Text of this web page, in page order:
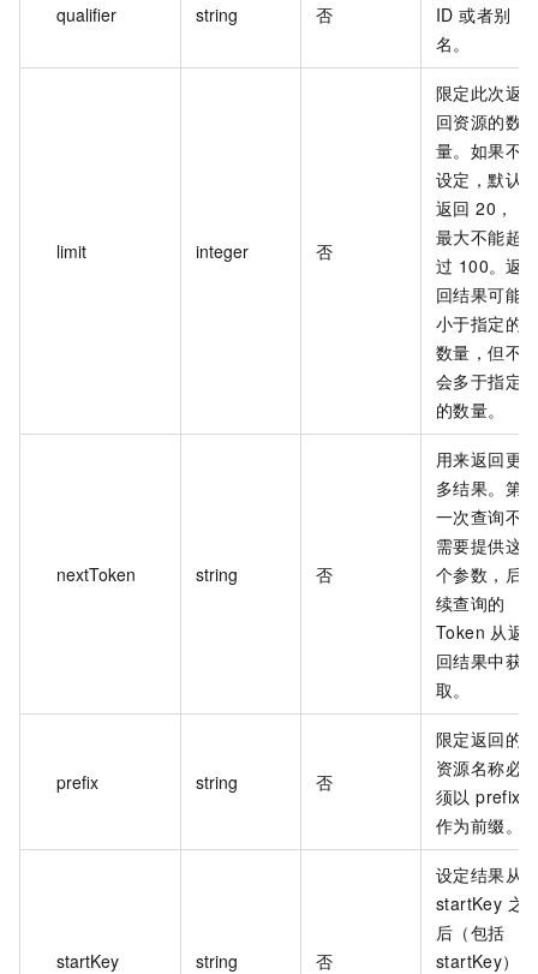
qualifier string 否
ID 或者别
名。
limit integer 否
限定此次返
回资源的数
量。如果不
设定，默认
返回 20，
最大不能超
过 100。返
回结果可能
小于指定的
数量，但不
会多于指定
的数量。
nextToken string 否
用来返回更
多结果。第
一次查询不
需要提供这
个参数，后
续查询的
Token 从返
回结果中获
取。
prefix string 否
限定返回的
资源名称必
须以 prefix
作为前缀。
startKey string 否
设定结果从
startKey 之
后（包括
startKey）